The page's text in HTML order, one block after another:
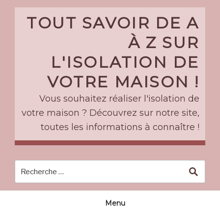
Skip
TOUT SAVOIR DE A
À Z SUR
L'ISOLATION DE
VOTRE MAISON !
Vous souhaitez réaliser l'isolation de
votre maison ? Découvrez sur notre site,
toutes les informations à connaître !
Menu